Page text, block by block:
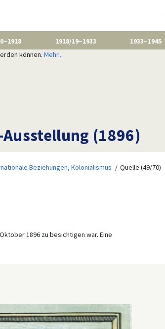
1918/19–1933 1933–1945
können. Mehr...
(1896)
Beziehungen, Kolonialismus Quelle (49/70)
1896 zu besichtigen war. Eine